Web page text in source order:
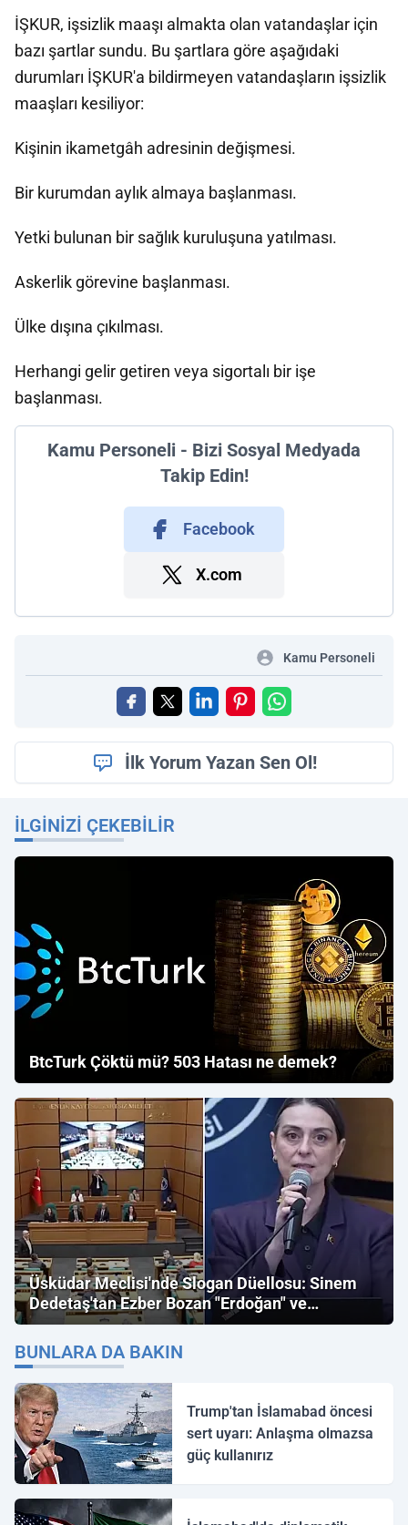
İŞKUR, işsizlik maaşı almakta olan vatandaşlar için
bazı şartlar sundu. Bu şartlara göre aşağıdaki
durumları İŞKUR'a bildirmeyen vatandaşların işsizlik
maaşları kesiliyor:
Kişinin ikametgâh adresinin değişmesi.
Bir kurumdan aylık almaya başlanması.
Yetki bulunan bir sağlık kuruluşuna yatılması.
Askerlik görevine başlanması.
Ülke dışına çıkılması.
Herhangi gelir getiren veya sigortalı bir işe
başlanması.
Kamu Personeli - Bizi Sosyal Medyada
Takip Edin!
Facebook
X.com
Kamu Personeli
İlk Yorum Yazan Sen Ol!
İLGINIZI ÇEKEBILIR
BtcTurk Çöktü mü? 503 Hatası ne demek?
Üsküdar Meclisi'nde Slogan Düellosu: Sinem
Dedetaş'tan Ezber Bozan "Erdoğan" ve
"İmamoğlu" Çıkışı!
BUNLARA DA BAKIN
Trump'tan İslamabad öncesi
sert uyarı: Anlaşma olmazsa
güç kullanırız